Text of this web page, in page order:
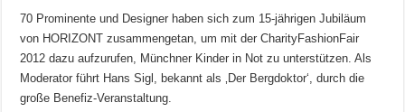
70 Prominente und Designer haben sich zum 15-jährigen Jubiläum
von HORIZONT zusammengetan, um mit der CharityFashionFair
2012 dazu aufzurufen, Münchner Kinder in Not zu unterstützen. Als
Moderator führt Hans Sigl, bekannt als ‚Der Bergdoktor‘, durch die
große Benefiz-Veranstaltung.